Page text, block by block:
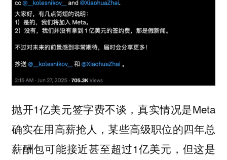
抛开1亿美元签字费不谈，真实情况是Meta
确实在用高薪抢人，某些高级职位的四年总
薪酬包可能接近甚至超过1亿美元，但这是